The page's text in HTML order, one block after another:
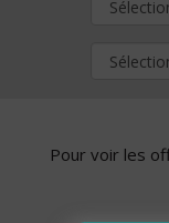
Pour voir les